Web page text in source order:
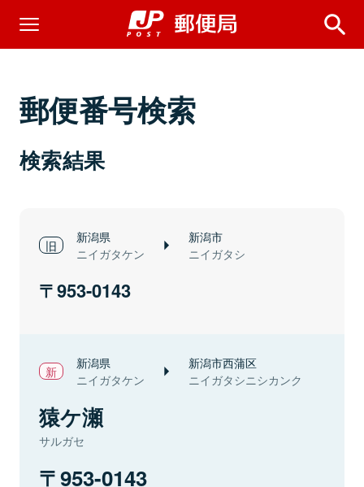
郵便番号検索
検索結果
新潟県
ニイガタケン
新潟市
ニイガタシ
953-0143
新潟県
ニイガタケン
新潟市西蒲区
ニイガタシニシカンク
猿ケ瀬
サルガセ
953-0143